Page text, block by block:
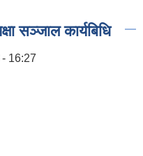
सञ्जाल कार्यबिधि
16:27